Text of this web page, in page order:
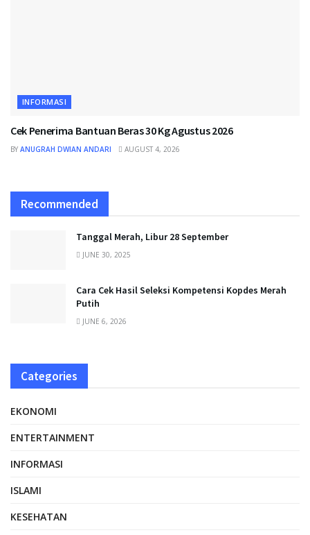
INFORMASI
Cek Penerima Bantuan Beras 30 Kg Agustus 2026
BY ANUGRAH DWIAN ANDARI AUGUST 4, 2026
Recommended
Tanggal Merah, Libur 28 September
JUNE 30, 2025
Cara Cek Hasil Seleksi Kompetensi Kopdes Merah
Putih
JUNE 6, 2026
Categories
EKONOMI
ENTERTAINMENT
INFORMASI
ISLAMI
KESEHATAN